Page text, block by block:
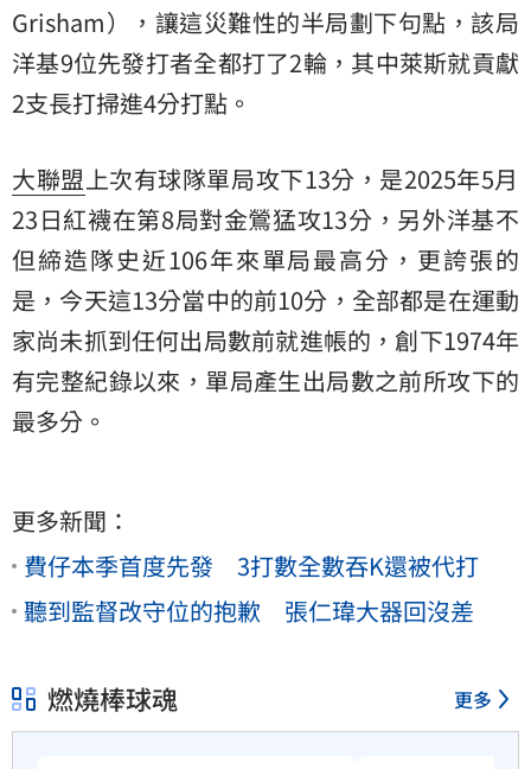
Grisham），讓這災難性的半局劃下句點，該局
洋基9位先發打者全都打了2輪，其中萊斯就貢獻
2支長打掃進4分打點。
大聯盟上次有球隊單局攻下13分，是2025年5月
23日紅襪在第8局對金鶯猛攻13分，另外洋基不
但締造隊史近106年來單局最高分，更誇張的
是，今天這13分當中的前10分，全部都是在運動
家尚未抓到任何出局數前就進帳的，創下1974年
有完整紀錄以來，單局產生出局數之前所攻下的
最多分。
更多新聞：
費仔本季首度先發 3打數全數吞K還被代打
聽到監督改守位的抱歉 張仁瑋大器回沒差
燃燒棒球魂 更多